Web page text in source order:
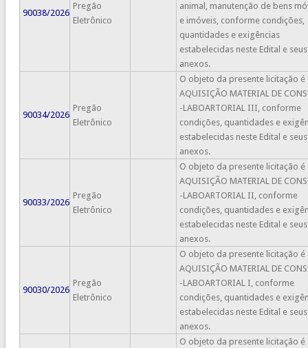
90038/2026
Pregão
Eletrônico
animal, manutenção de bens
e imóveis, conforme condições,
quantidades e exigências
estabelecidas neste Edital e seus
anexos.
90034/2026
Pregão
Eletrônico
O objeto da presente licitação é
AQUISIÇÃO MATERIAL DE
-LABOARTORIAL III, conforme
condições, quantidades e
estabelecidas neste Edital e seus
anexos.
90033/2026
Pregão
Eletrônico
O objeto da presente licitação é
AQUISIÇÃO MATERIAL DE
-LABOARTORIAL II, conforme
condições, quantidades e
estabelecidas neste Edital e seus
anexos.
90030/2026
Pregão
Eletrônico
O objeto da presente licitação é
AQUISIÇÃO MATERIAL DE
-LABOARTORIAL I, conforme
condições, quantidades e
estabelecidas neste Edital e seus
anexos.
O objeto da presente licitação é